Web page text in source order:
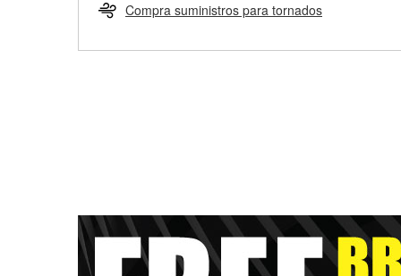
Compra suministros para tornados